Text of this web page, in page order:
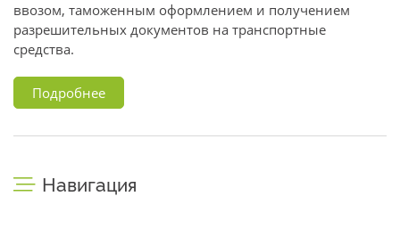
ввозом, таможенным оформлением и получением
разрешительных документов на транспортные
средства.
Подробнее
Навигация